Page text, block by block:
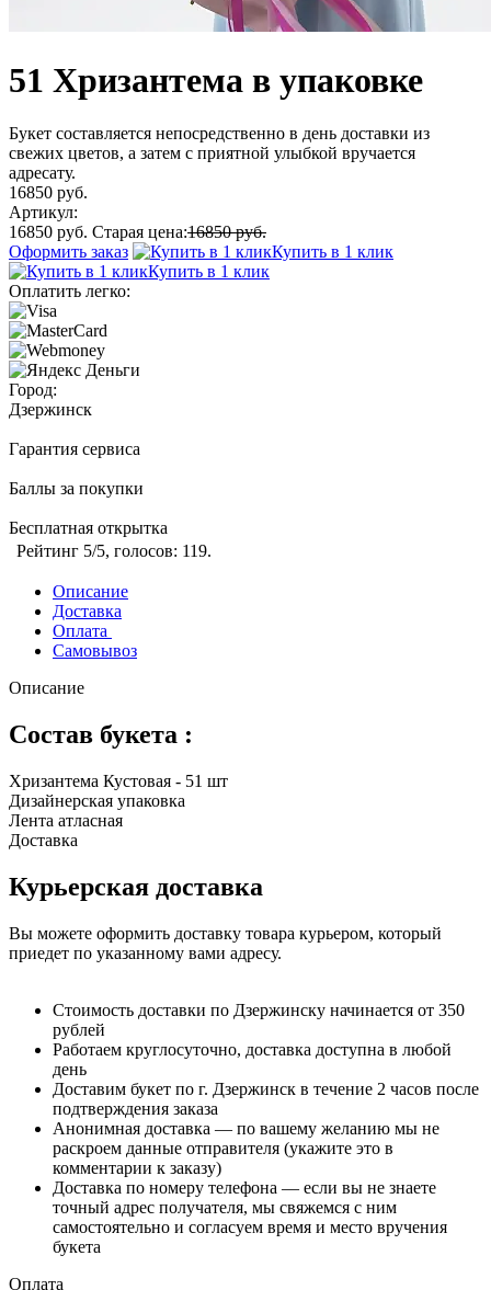
51 Хризантема в упаковке
Букет составляется непосредственно в день доставки из
свежих цветов, а затем с приятной улыбкой вручается
адресату.
16850 руб.
Артикул:
16850 руб. Старая цена:16850 руб.
Оформить заказ
Купить в 1 клик
Купить в 1 клик
Оплатить легко:
Город:
Дзержинск
Гарантия сервиса
Баллы за покупки
Бесплатная открытка
Рейтинг 5/5, голосов: 119.
Описание
Доставка
Оплата
Самовывоз
Описание
Состав букета :
Хризантема Кустовая - 51 шт
Дизайнерская упаковка
Лента атласная
Доставка
Курьерская доставка
Вы можете оформить доставку товара курьером, который
приедет по указанному вами адресу.
Стоимость доставки по Дзержинску начинается от 350
рублей
Работаем круглосуточно, доставка доступна в любой
день
Доставим букет по г. Дзержинск в течение 2 часов после
подтверждения заказа
Анонимная доставка — по вашему желанию мы не
раскроем данные отправителя (укажите это в
комментарии к заказу)
Доставка по номеру телефона — если вы не знаете
точный адрес получателя, мы свяжемся с ним
самостоятельно и согласуем время и место вручения
букета
Оплата